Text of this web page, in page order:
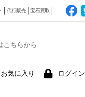
代行販売 宝石買取
こちらから
お気に入り ログイン